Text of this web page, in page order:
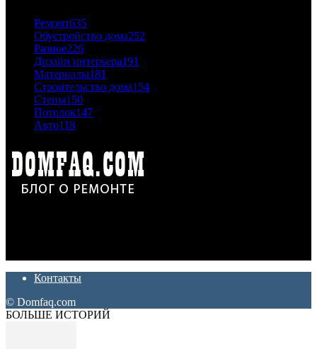
Ремонт635
Обустройство дома252
Разное226
Дизайн интерьера191
Материалы181
Строительство дома154
Стены150
Потолок147
Авто118
Контакты
© Domfaq.com
БОЛЬШЕ ИСТОРИЙ